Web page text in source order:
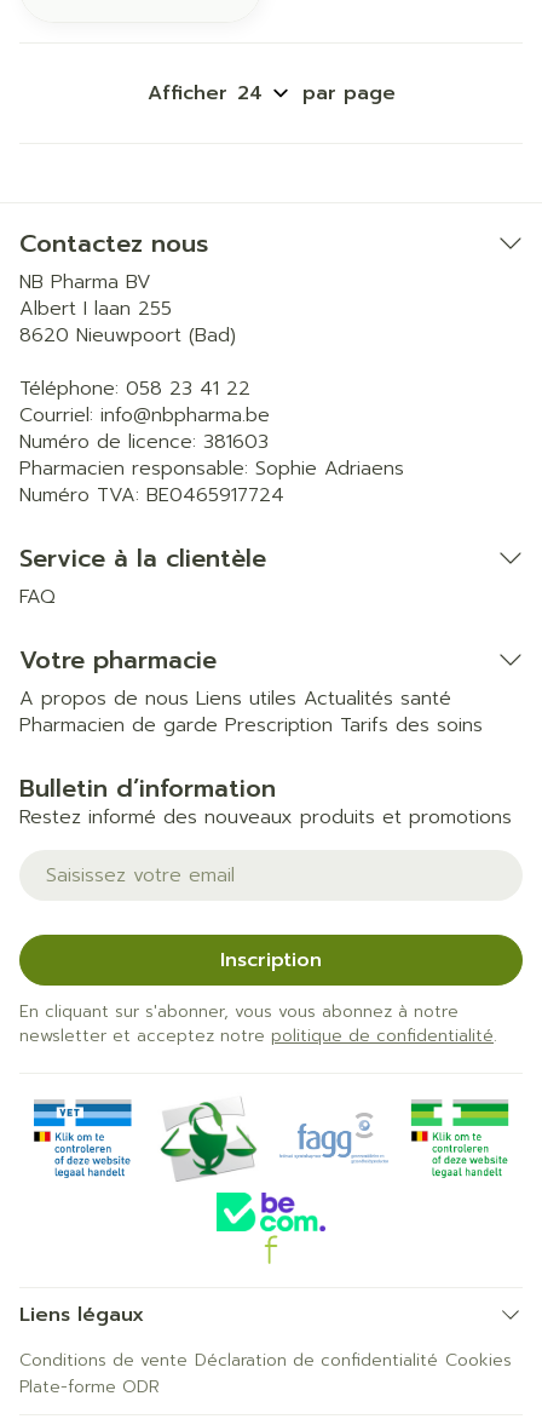
Afficher par page
Contactez nous
NB Pharma BV
Albert I laan 255
8620 Nieuwpoort (Bad)
Téléphone: 058 23 41 22
Courriel: info@nbpharma.be
Numéro de licence: 381603
Pharmacien responsable: Sophie Adriaens
Numéro TVA: BE0465917724
Service à la clientèle
FAQ
Votre pharmacie
A propos de nous Liens utiles Actualités santé
Pharmacien de garde Prescription Tarifs des soins
Bulletin d’information
Restez informé des nouveaux produits et promotions
Adresse mail
Inscription
En cliquant sur s'abonner, vous vous abonnez à notre
newsletter et acceptez notre politique de confidentialité.
Liens légaux
Conditions de vente Déclaration de confidentialité Cookies
Plate-forme ODR